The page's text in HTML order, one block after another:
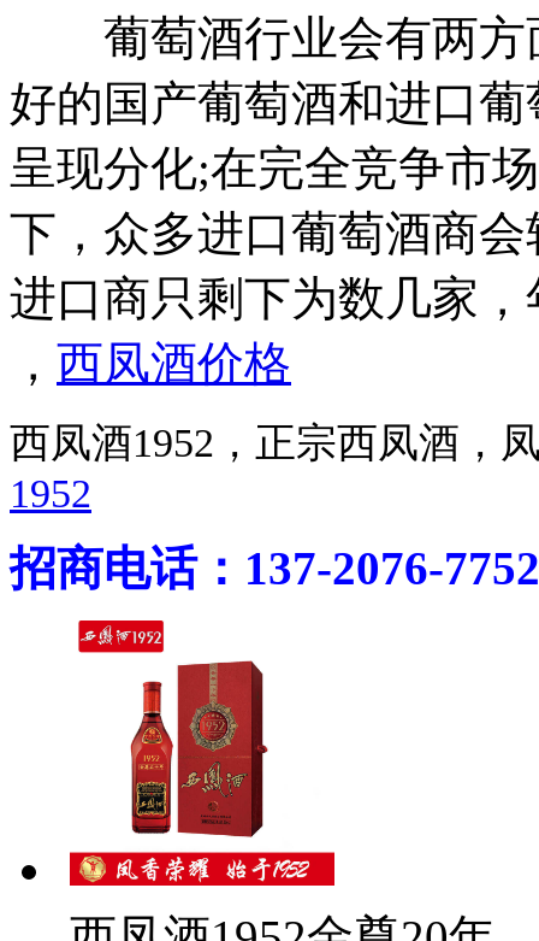
葡萄酒行业会有两方
好的国产葡萄酒和进口
呈现分化;在完全竞争市
下，众多进口葡萄酒商
进口商只剩下为数几家
， 西凤酒价格
西凤酒1952，正宗西凤酒
1952
招商电话：137-2076-7752